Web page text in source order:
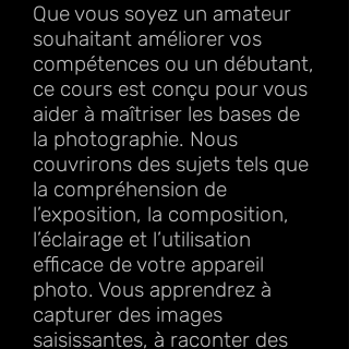
Que vous soyez un amateur
souhaitant améliorer vos
compétences ou un débutant,
ce cours est conçu pour vous
aider à maîtriser les bases de
la photographie. Nous
couvrirons des sujets tels que
la compréhension de
l’exposition, la composition,
l’éclairage et l’utilisation
efficace de votre appareil
photo. Vous apprendrez à
capturer des images
saisissantes, à raconter des